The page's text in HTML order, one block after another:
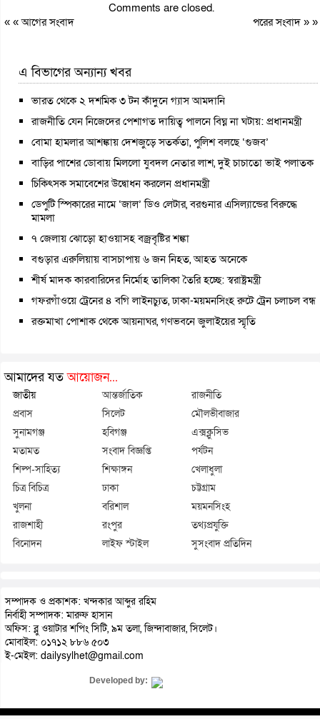
Comments are closed.
« «আগের সংবাদ পরের সংবাদ» »
এ বিভাগের অন্যান্য খবর
ভারত থেকে ২ দশমিক ৩ টন কাঁদুনে গ্যাস আমদানি
রাজনীতি যেন নিজেদের পেশাগত দায়িত্ব পালনে বিঘ্ন না ঘটায়: প্রধানমন্ত্রী
বোমা হামলার আশঙ্কায় দেশজুড়ে সতর্কতা, পুলিশ বলছে ‘গুজব’
বাড়ির পাশের ডোবায় মিললো যুবদল নেতার লাশ, দুই চাচাতো ভাই পলাতক
চিকিৎসক সমাবেশের উদ্বোধন করলেন প্রধানমন্ত্রী
ডেপুটি স্পিকারের নামে ‘জাল’ ডিও লেটার, বরগুনার এসিল্যান্ডের বিরুদ্ধে
মামলা
৭ জেলায় ঝোড়ো হাওয়াসহ বজ্রবৃষ্টির শঙ্কা
বগুড়ার এরুলিয়ায় বাসচাপায় ৬ জন নিহত, আহত অনেকে
শীর্ষ মাদক কারবারিদের নির্মোহ তালিকা তৈরি হচ্ছে: স্বরাষ্ট্রমন্ত্রী
গফরগাঁওয়ে ট্রেনের ৪ বগি লাইনচ্যুত, ঢাকা-ময়মনসিংহ রুটে ট্রেন চলাচল বন্ধ
রক্তমাখা পোশাক থেকে আয়নাঘর, গণভবনে জুলাইয়ের স্মৃতি
আমাদের যতআয়োজন...
জাতীয় আন্তর্জাতিক
রাজনীতি
প্রবাস
সিলেট
মৌলভীবাজার
সুনামগঞ্জ
হবিগঞ্জ
এক্সক্লুসিভ
মতামত
সংবাদ বিজ্ঞপ্তি
পর্যটন
শিল্প-সাহিত্য
শিক্ষাঙ্গন
খেলাধুলা
চিত্র বিচিত্র
ঢাকা
চট্টগ্রাম
খুলনা
বরিশাল
ময়মনসিংহ
রাজশাহী
রংপুর
তথ্যপ্রযুক্তি
বিনোদন
লাইফ স্টাইল সুসংবাদ প্রতিদিন
সম্পাদক ও প্রকাশক: খন্দকার আব্দুর রহিম
নির্বাহী সম্পাদক: মারুফ হাসান
অফিস: ব্লু ওয়াটার শপিং সিটি, ৯ম তলা, জিন্দাবাজার, সিলেট।
মোবাইল: ০১৭১২ ৮৮৬ ৫০৩
ই-মেইল: dailysylhet@gmail.com
Developed by: